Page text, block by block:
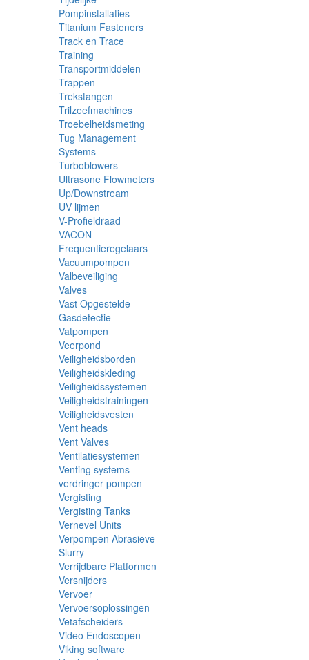
Pompinstallaties
Titanium Fasteners
Track en Trace
Training
Transportmiddelen
Trappen
Trekstangen
Trilzeefmachines
Troebelheidsmeting
Tug Management
Systems
Turboblowers
Ultrasone Flowmeters
Up/Downstream
UV lijmen
V-Profieldraad
VACON
Frequentieregelaars
Vacuumpompen
Valbeveiliging
Valves
Vast Opgestelde
Gasdetectie
Vatpompen
Veerpond
Veiligheidsborden
Veiligheidskleding
Veiligheidssystemen
Veiligheidstrainingen
Veiligheidsvesten
Vent heads
Vent Valves
Ventilatiesystemen
Venting systems
verdringer pompen
Vergisting
Vergisting Tanks
Vernevel Units
Verpompen Abrasieve
Slurry
Verrijdbare Platformen
Versnijders
Vervoer
Vervoersoplossingen
Vetafscheiders
Video Endoscopen
Viking software